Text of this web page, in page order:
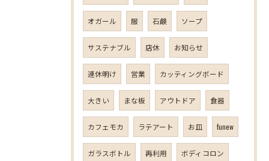
オガール 服 石鹸 ソープ
サステナブル 店休 お知らせ
連休明け 営業 カッティングボード
大きい まな板 アウトドア 食器
カフェモカ ラテアート お皿 funew
ガラスボトル 再利用 ボディコロン